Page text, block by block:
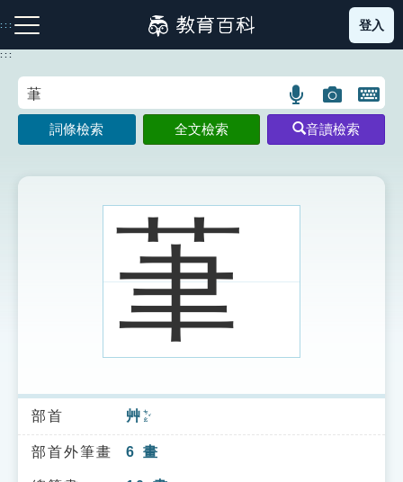
到
主
:::
注音索引圖示 筆畫索引圖示 部首索引表圖示
索引選單
知識索引
登入
:::
語
言
搜
示
圖
片
搜
開
鍵
圖
詞條檢索 全文檢索 音讀檢索
茟
部首 艸 ㄘㄠˇ
部首外筆畫 6 畫